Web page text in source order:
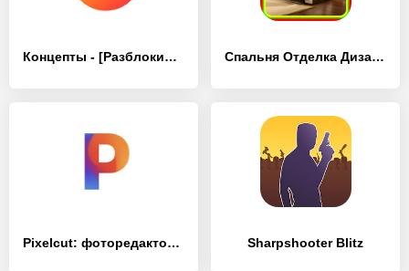
Концепты - [Разблокированная версия] Спальня Отделка Дизайн - [Разблокированная версия]
Pixelcut: фоторедактор с ИИ - [Разблокированная версия] Sharpshooter Blitz